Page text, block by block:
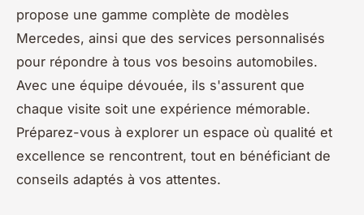
propose une gamme complète de modèles
Mercedes, ainsi que des services personnalisés
pour répondre à tous vos besoins automobiles.
Avec une équipe dévouée, ils s'assurent que
chaque visite soit une expérience mémorable.
Préparez-vous à explorer un espace où qualité et
excellence se rencontrent, tout en bénéficiant de
conseils adaptés à vos attentes.